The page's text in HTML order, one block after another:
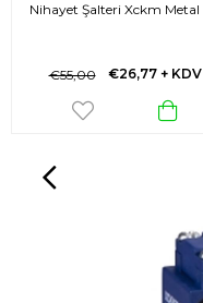
Nihayet Şalteri Xckm Metal
€26,77 + KDV
€55,00